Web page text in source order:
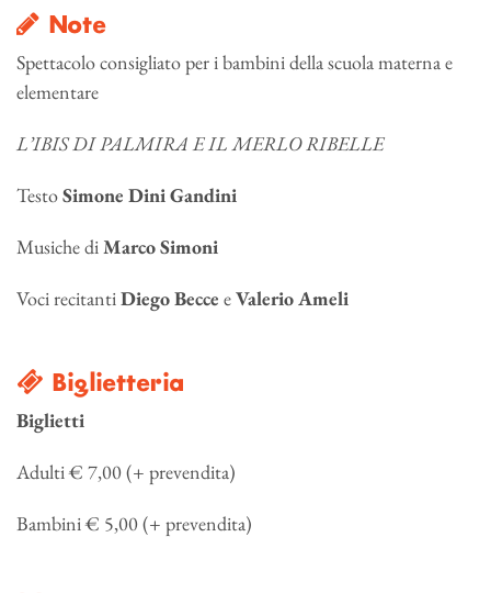
Note
Spettacolo consigliato per i bambini della scuola materna e
elementare
L’IBIS DI PALMIRA E IL MERLO RIBELLE
TestoSimone Dini Gandini
Musiche diMarco Simoni
Voci recitantiDiego Becce eValerio Ameli
Biglietteria
Biglietti
Adulti € 7,00 (+ prevendita)
Bambini € 5,00 (+ prevendita)